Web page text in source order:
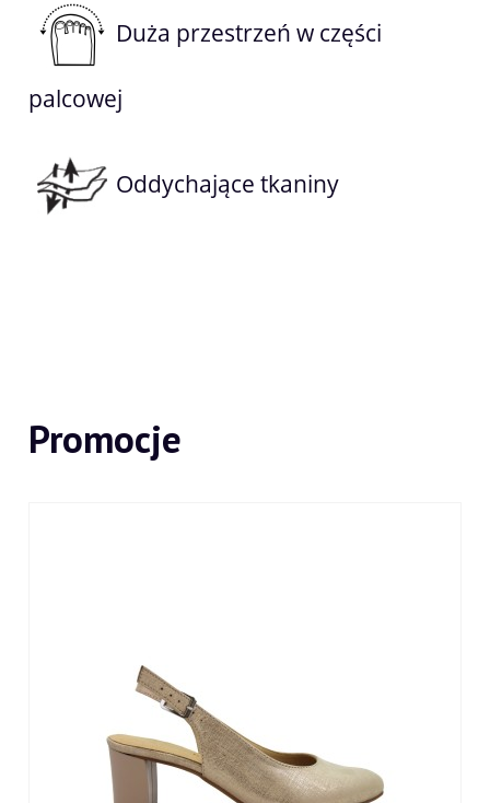
Duża przestrzeń w części
palcowej
Oddychające tkaniny
Promocje